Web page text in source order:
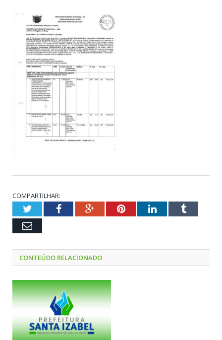
COMPARTILHAR:
TwitterFacebookGoogle+PinterestLinkedInTumblr
Email
CONTEÚDO RELACIONADO